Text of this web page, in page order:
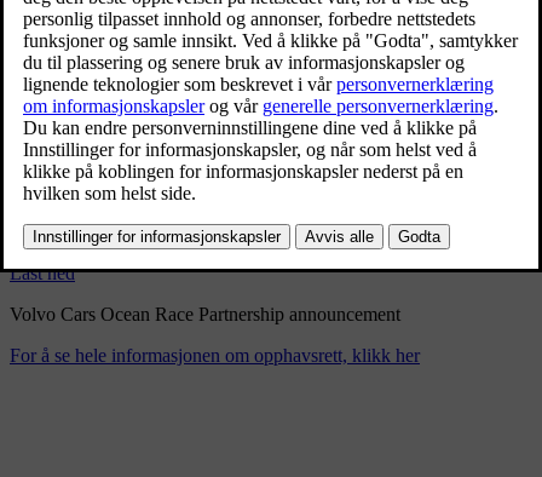
Volvo Cars Ocean Race
Partnership announcement
8/28/2024
Bokmerke
Del
Last ned
Volvo Cars Ocean Race Partnership announcement
For å se hele informasjonen om opphavsrett, klikk her